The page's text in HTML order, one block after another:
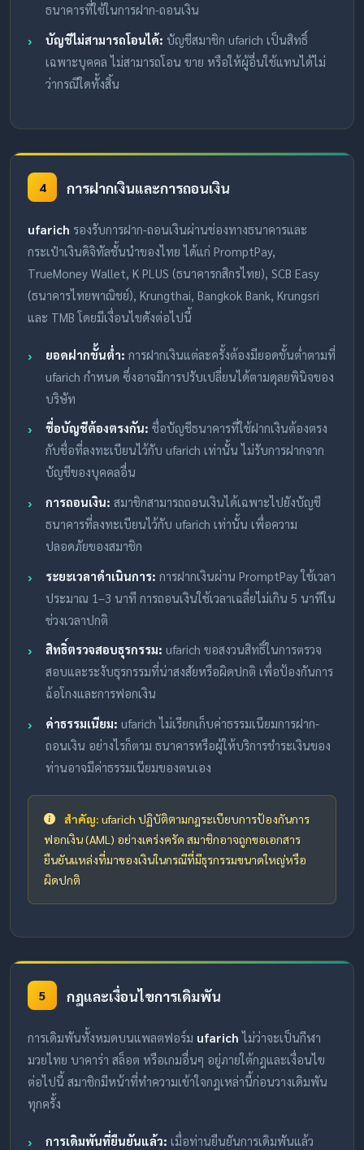
ธนาคารที่ใช้ในการฝาก-ถอนเงิน
บัญชีไม่สามารถโอนได้: บัญชีสมาชิก ufarich เป็นสิทธิ์
เฉพาะบุคคล ไม่สามารถโอน ขาย หรือให้ผู้อื่นใช้แทนได้ไม่
ว่ากรณีใดทั้งสิ้น
4 การฝากเงินและการถอนเงิน
ufarich รองรับการฝาก-ถอนเงินผ่านช่องทางธนาคารและ
กระเป๋าเงินดิจิทัลชั้นนำของไทย ได้แก่ PromptPay,
TrueMoney Wallet, K PLUS (ธนาคารกสิกรไทย), SCB Easy
(ธนาคารไทยพาณิชย์), Krungthai, Bangkok Bank, Krungsri
และ TMB โดยมีเงื่อนไขดังต่อไปนี้
ยอดฝากขั้นต่ำ: การฝากเงินแต่ละครั้งต้องมียอดขั้นต่ำตามที่
ufarich กำหนด ซึ่งอาจมีการปรับเปลี่ยนได้ตามดุลยพินิจของ
บริษัท
ชื่อบัญชีต้องตรงกัน: ชื่อบัญชีธนาคารที่ใช้ฝากเงินต้องตรง
กับชื่อที่ลงทะเบียนไว้กับ ufarich เท่านั้น ไม่รับการฝากจาก
บัญชีของบุคคลอื่น
การถอนเงิน: สมาชิกสามารถถอนเงินได้เฉพาะไปยังบัญชี
ธนาคารที่ลงทะเบียนไว้กับ ufarich เท่านั้น เพื่อความ
ปลอดภัยของสมาชิก
ระยะเวลาดำเนินการ: การฝากเงินผ่าน PromptPay ใช้เวลา
ประมาณ 1–3 นาที การถอนเงินใช้เวลาเฉลี่ยไม่เกิน 5 นาทีใน
ช่วงเวลาปกติ
สิทธิ์ตรวจสอบธุรกรรม: ufarich ขอสงวนสิทธิ์ในการตรวจ
สอบและระงับธุรกรรมที่น่าสงสัยหรือผิดปกติ เพื่อป้องกันการ
ฉ้อโกงและการฟอกเงิน
ค่าธรรมเนียม: ufarich ไม่เรียกเก็บค่าธรรมเนียมการฝาก-
ถอนเงิน อย่างไรก็ตาม ธนาคารหรือผู้ให้บริการชำระเงินของ
ท่านอาจมีค่าธรรมเนียมของตนเอง
สำคัญ: ufarich ปฏิบัติตามกฎระเบียบการป้องกันการ
ฟอกเงิน (AML) อย่างเคร่งครัด สมาชิกอาจถูกขอเอกสาร
ยืนยันแหล่งที่มาของเงินในกรณีที่มีธุรกรรมขนาดใหญ่หรือ
ผิดปกติ
5 กฎและเงื่อนไขการเดิมพัน
การเดิมพันทั้งหมดบนแพลตฟอร์ม ufarich ไม่ว่าจะเป็นกีฬา
มวยไทย บาคาร่า สล็อต หรือเกมอื่นๆ อยู่ภายใต้กฎและเงื่อนไข
ต่อไปนี้ สมาชิกมีหน้าที่ทำความเข้าใจกฎเหล่านี้ก่อนวางเดิมพัน
ทุกครั้ง
การเดิมพันที่ยืนยันแล้ว: เมื่อท่านยืนยันการเดิมพันแล้ว